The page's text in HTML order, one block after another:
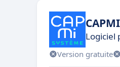
CAPMI
Logiciel
Version gratuite